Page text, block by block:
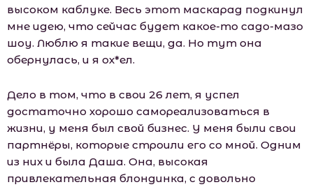
высоком каблуке. Весь этот маскарад подкинул
мне идею, что сейчас будет какое-то садо-мазо
шоу. Люблю я такие вещи, да. Но тут она
обернулась, и я ох*ел.
Дело в том, что в свои 26 лет, я успел
достаточно хорошо самореализоваться в
жизни, у меня был свой бизнес. У меня были свои
партнёры, которые строили его со мной. Одним
из них и была Даша. Она, высокая
привлекательная блондинка, с довольно